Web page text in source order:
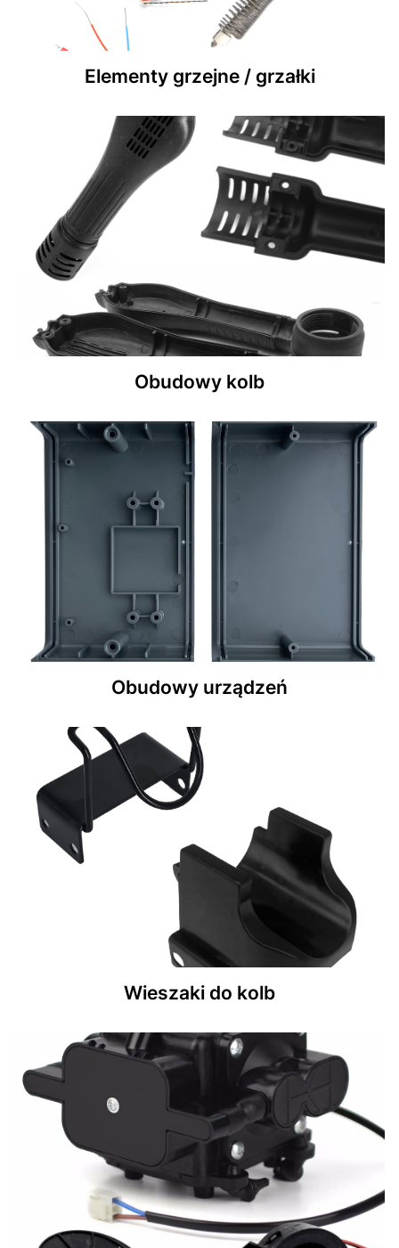
Elementy grzejne / grzałki
Obudowy kolb
Obudowy urządzeń
Wieszaki do kolb